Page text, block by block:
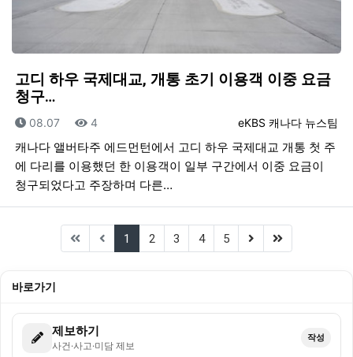
고디 하우 국제대교, 개통 초기 이용객 이중 요금
청구…
등록자
eKBS 캐나다 뉴스팀
등록일
08.07 조회
4
캐나다 앨버타주 에드먼턴에서 고디 하우 국제대교 개통 첫 주
에 다리를 이용했던 한 이용객이 일부 구간에서 이중 요금이
청구되었다고 주장하며 다른…
1 (current)
2 3 4 5 (next)(last)
바로가기
제보하기
사건·사고·미담 제보
작성